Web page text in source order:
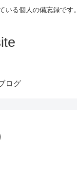
る個人の備忘録です。
ログ